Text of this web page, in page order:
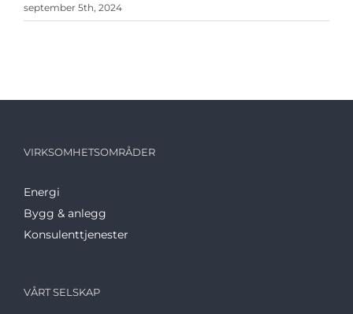
september 5th, 2024
VIRKSOMHETSOMRÅDER
Energi
Bygg & anlegg
Konsulenttjenester
VÅRT SELSKAP